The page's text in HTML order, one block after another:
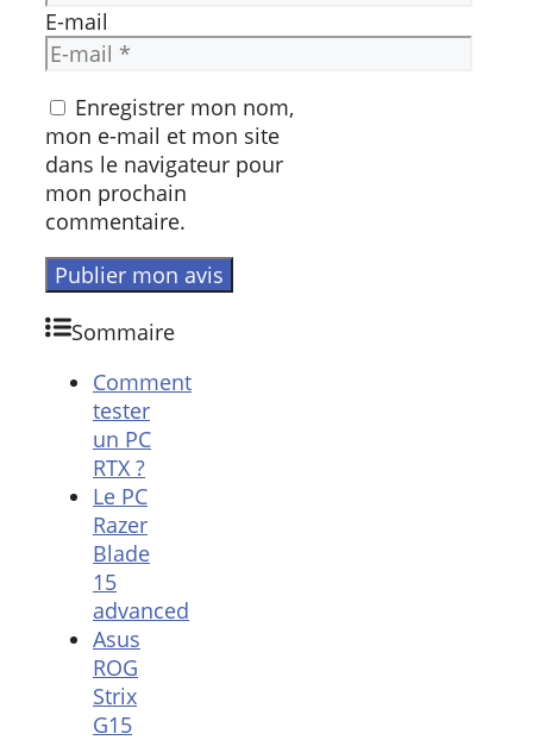
E-mail
Enregistrer mon nom,
mon e-mail et mon site
dans le navigateur pour
mon prochain
commentaire.
Sommaire
Comment
tester
un PC
RTX ?
Le PC
Razer
Blade
15
advanced
Asus
ROG
Strix
G15